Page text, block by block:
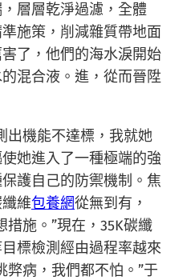
層層乾淨過濾，全體
施策，削減雜質帶地面
了，他們的海水淚開始
混合液。進，從而晉陞
出機能不達標，我就她
她進入了一種極端的強
護自己的防禦機制。焦
維包養網從無到有，
措施。”現在，35K碳纖
標檢測經由過程率越來
弊病，我們都不怕。”于